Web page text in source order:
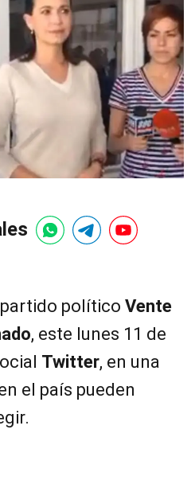
político Vente
, este lunes 11 de
Twitter, en una
el país pueden